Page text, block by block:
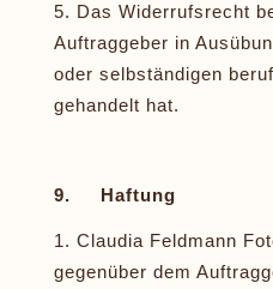
Das Widerrufsrecht
Auftraggeber in
oder selbständigen
gehandelt hat.
9. Haftung
Claudia Feldmann
gegenüber dem